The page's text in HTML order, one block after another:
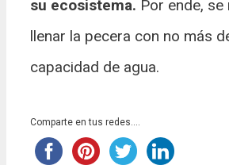
su ecosistema. Por ende,
llenar la pecera con no más
capacidad de agua.
Comparte en tus redes....